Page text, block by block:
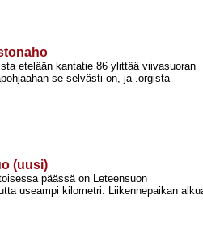
etelään kantatie 86 ylittää viivasuoran
se selvästi on, ja .orgista
(uusi)
päässä on Leteensuon
useampi kilometri. Liikennepaikan